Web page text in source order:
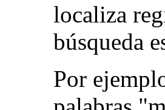
localiza
búsqueda
Por